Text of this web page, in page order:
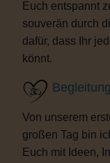
Euch entspannt
souverän durch
dafür, dass Ihr
könnt.
Von unserem
großen Tag bin
Euch mit Ideen,